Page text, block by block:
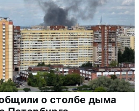
о столбе дыма